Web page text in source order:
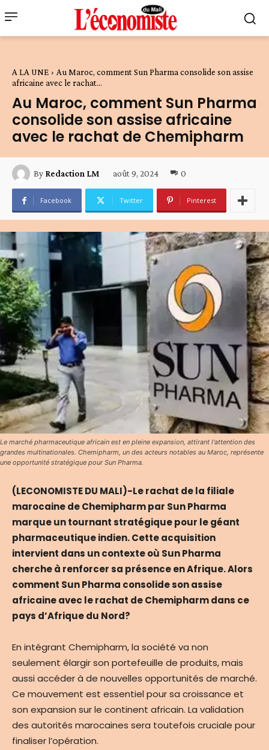
A LA UNE
Au Maroc, comment Sun Pharma consolide son assise
africaine avec le rachat...
Au Maroc, comment Sun Pharma
consolide son assise africaine
avec le rachat de Chemipharm
By Redaction LM août 9, 2024 0
Facebook Twitter Pinterest
Le marché pharmaceutique africain est en pleine expansion, attirant l'attention des
grandes multinationales. Chemipharm, un des acteurs notables au Maroc, représente
une opportunité stratégique pour Sun Pharma.
(LECONOMISTE DU MALI)-Le rachat de la filiale
marocaine de Chemipharm par Sun Pharma
marque un tournant stratégique pour le géant
pharmaceutique indien. Cette acquisition
intervient dans un contexte où Sun Pharma
cherche à renforcer sa présence en Afrique. Alors
comment Sun Pharma consolide son assise
africaine avec le rachat de Chemipharm dans ce
pays d’Afrique du Nord?
En intégrant Chemipharm, la société va non
seulement élargir son portefeuille de produits, mais
aussi accéder à de nouvelles opportunités de marché.
Ce mouvement est essentiel pour sa croissance et
son expansion sur le continent africain. La validation
des autorités marocaines sera toutefois cruciale pour
finaliser l’opération.